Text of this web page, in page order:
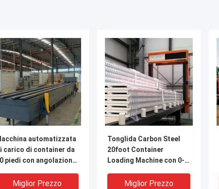
automatizzata
carico di container da
piedi con angolazioni
Miglior Prezzo
Tonglida Carbon Steel
20foot Container
Loading Machine con 0-
Miglior Prezzo